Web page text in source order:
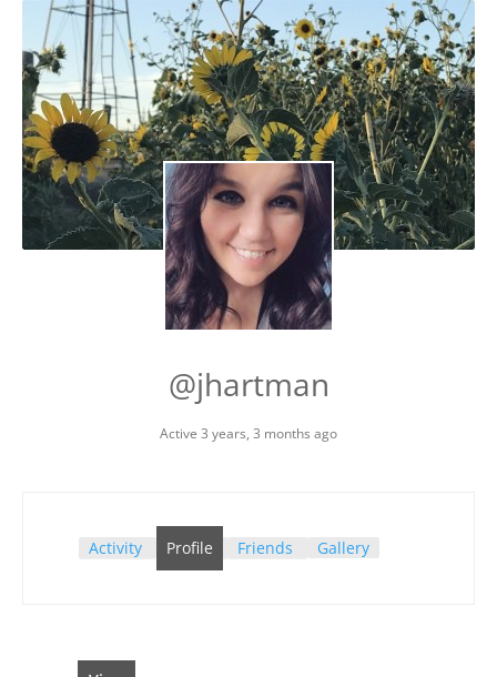
@jhartman
Active 3 years, 3 months ago
Activity Profile Friends Gallery